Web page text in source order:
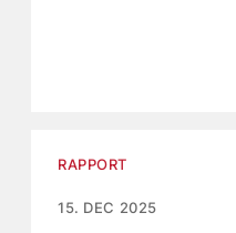
RAPPORT
15. DEC 2025